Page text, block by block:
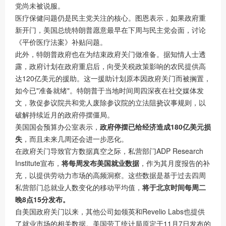
党尚未被说服。
医疗保健问题仍是民主党关注的核心。图恩表示，如果政府重
新开门，美国总统特朗普愿意最早在下周与民主党会面，讨论
《平价医疗法案》补贴问题。
此外，特朗普政府也在为结束政府关门做准备。据知情人士透
露，政府计划在政府重启后，向受关税政策影响的农民提供高
达120亿美元的援助。这一援助计划原本因政府关门而被搁置，
如今已"准备就绪"。特朗普于当地时间周四深夜在社交媒体发
文，敦促参议院共和党人废除参议院的立法阻挠议事规则，以
破解持续近月的政府停摆僵局。
美国国会预算办公室表示， 政府停摆已给经济造成180亿美元损
失 ，而且未来几周还会进一步恶化。
在政府关门导致官方数据真空之际，私营部门ADP Research
Institute宣布， 将每周发布美国就业数据 ，作为其月度报告的补
充，以提供劳动力市场的高频洞察。这些数据是基于过去四周
私营部门总就业人数变化的移动平均值， 将于北京时间每周二
晚8点15分发布。
自美国政府关门以来，其他公司如领英和Revelio Labs也提供
了就业市场的相关数据。美国劳工统计局原定于11月7日发布的